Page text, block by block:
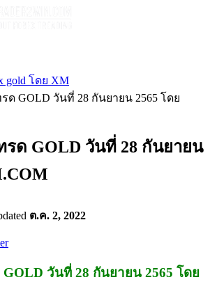
gold โดย XM
GOLD วันที่ 28 กันยายน 2565 โดย
ด GOLD วันที่ 28 กันยายน
ต.ค. 2, 2022
วันที่ 28 กันยายน 2565 โดย